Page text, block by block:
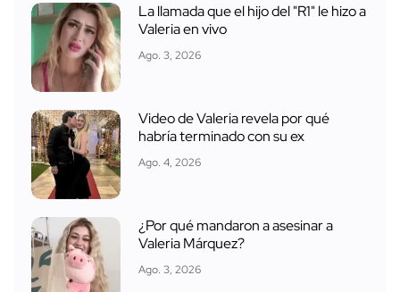
La llamada que el hijo del "R1" le hizo a
Valeria en vivo
Ago. 3, 2026
Video de Valeria revela por qué
habría terminado con su ex
Ago. 4, 2026
¿Por qué mandaron a asesinar a
Valeria Márquez?
Ago. 3, 2026